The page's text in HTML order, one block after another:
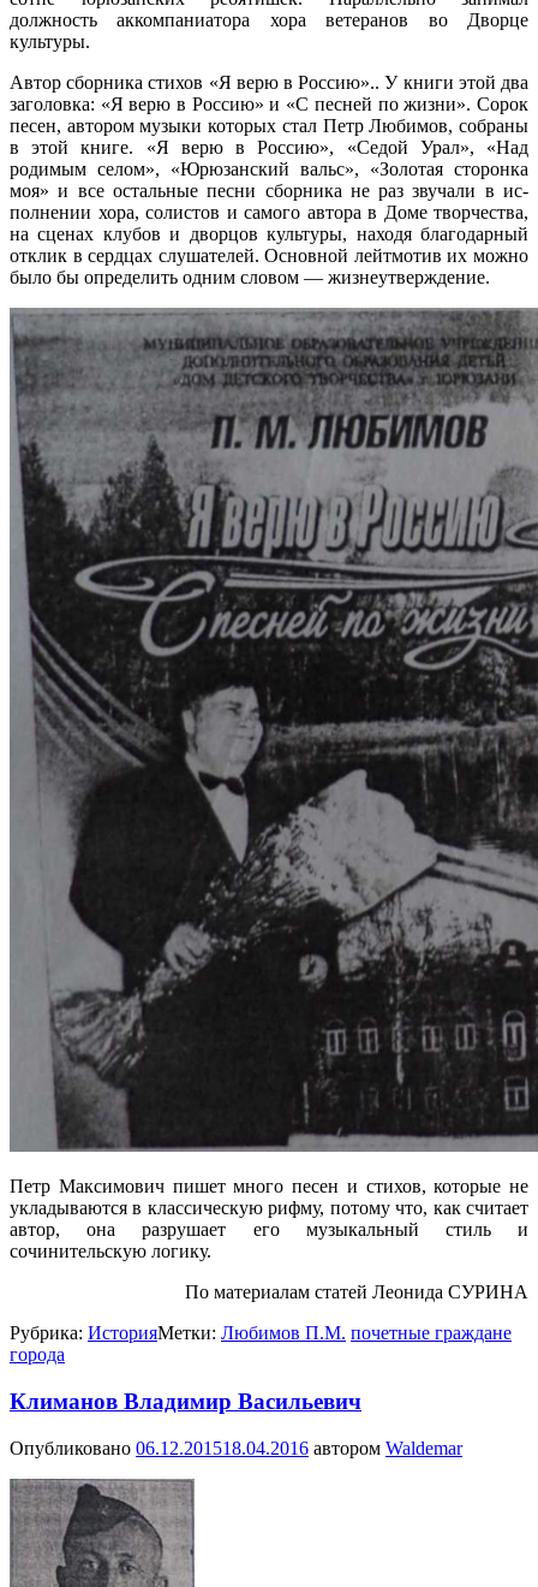
должность аккомпаниатора хора ветеранов во Дворце
культуры.
Автор сборника стихов «Я верю в Россию».. У книги этой два
заголовка: «Я верю в Россию» и «С песней по жизни». Сорок
песен, автором музыки которых стал Петр Любимов, собраны
в этой книге. «Я верю в Россию», «Седой Урал», «Над
родимым селом», «Юрюзанский вальс», «Золотая сторонка
моя» и все остальные песни сборника не раз звучали в ис­
полнении хора, солистов и самого автора в Доме творчества,
на сценах клубов и дворцов культуры, находя благодарный
отклик в сердцах слушателей. Основной лейтмотив их можно
было бы определить одним словом — жизнеутверждение.
Петр Максимович пишет много песен и стихов, которые не
укладываются в классическую рифму, потому что, как считает
автор, она разрушает его музыкальный стиль и
сочинительскую логику.
По материалам статей Леонида СУРИНА
Рубрика: ИсторияМетки: Любимов П.М. почетные граждане
города
Климанов Владимир Васильевич
Опубликовано 06.12.201518.04.2016 автором Waldemar